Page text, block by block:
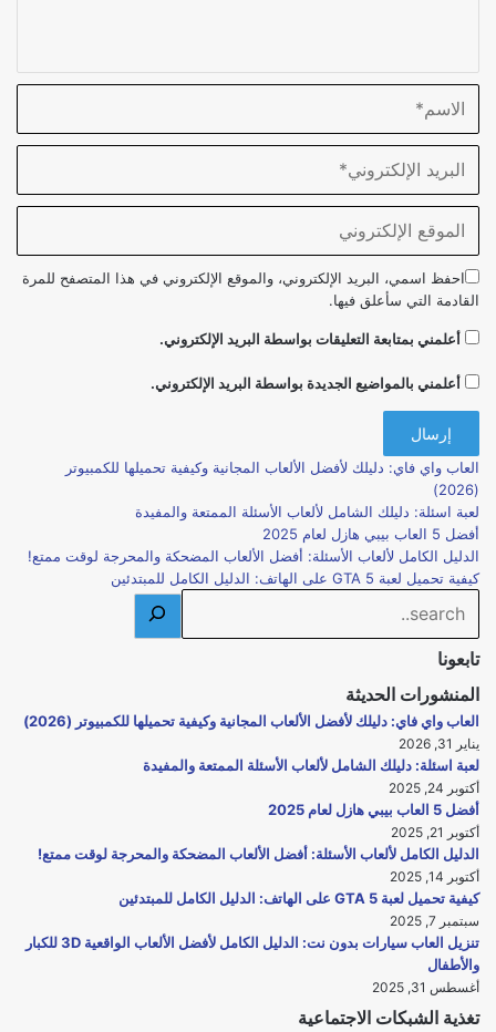
احفظ اسمي، البريد الإلكتروني، والموقع الإلكتروني في هذا المتصفح للمرة
القادمة التي سأعلق فيها.
أعلمني بمتابعة التعليقات بواسطة البريد الإلكتروني.
أعلمني بالمواضيع الجديدة بواسطة البريد الإلكتروني.
العاب واي فاي: دليلك لأفضل الألعاب المجانية وكيفية تحميلها للكمبيوتر
(2026)
لعبة اسئلة: دليلك الشامل لألعاب الأسئلة الممتعة والمفيدة
أفضل 5 العاب بيبي هازل لعام 2025
الدليل الكامل لألعاب الأسئلة: أفضل الألعاب المضحكة والمحرجة لوقت ممتع!
كيفية تحميل لعبة GTA 5 على الهاتف: الدليل الكامل للمبتدئين
تابعونا
المنشورات الحديثة
العاب واي فاي: دليلك لأفضل الألعاب المجانية وكيفية تحميلها للكمبيوتر (2026)
يناير 31, 2026
لعبة اسئلة: دليلك الشامل لألعاب الأسئلة الممتعة والمفيدة
أكتوبر 24, 2025
أفضل 5 العاب بيبي هازل لعام 2025
أكتوبر 21, 2025
الدليل الكامل لألعاب الأسئلة: أفضل الألعاب المضحكة والمحرجة لوقت ممتع!
أكتوبر 14, 2025
كيفية تحميل لعبة GTA 5 على الهاتف: الدليل الكامل للمبتدئين
سبتمبر 7, 2025
تنزيل العاب سيارات بدون نت: الدليل الكامل لأفضل الألعاب الواقعية 3D للكبار
والأطفال
أغسطس 31, 2025
تغذية الشبكات الاجتماعية